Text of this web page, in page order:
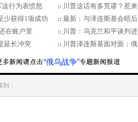
行为表愤怒
川普这话有多荒谬？惹
少获得1项成功
最新：与泽连斯基会晤
在账户里
川普：乌克兰和平谈判
延长冲突
川普泽连斯基面对面：
“俄乌战争”
到：